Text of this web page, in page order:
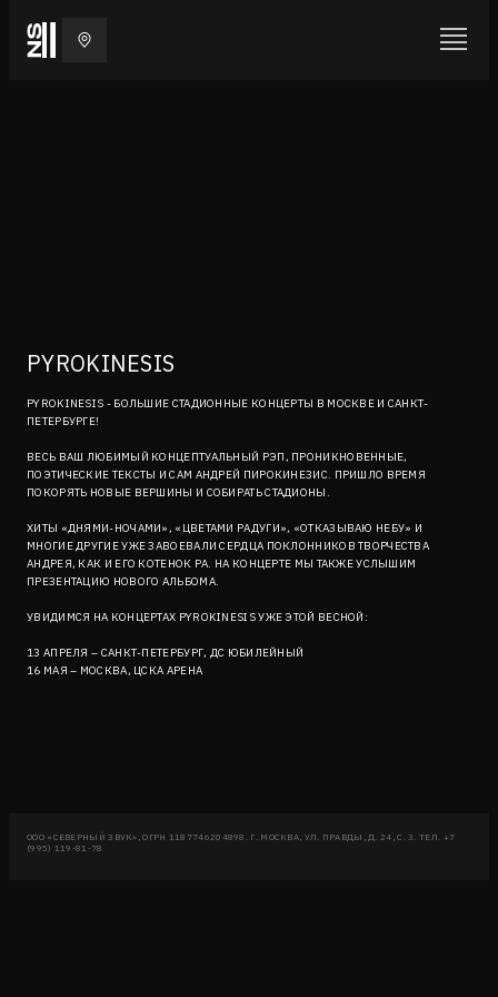
PYROKINESIS
PYROKINESIS - БОЛЬШИЕ СТАДИОННЫЕ КОНЦЕРТЫ В МОСКВЕ И САНКТ-
ПЕТЕРБУРГЕ!
ВЕСЬ ВАШ ЛЮБИМЫЙ КОНЦЕПТУАЛЬНЫЙ РЭП, ПРОНИКНОВЕННЫЕ,
ПОЭТИЧЕСКИЕ ТЕКСТЫ И САМ АНДРЕЙ ПИРОКИНЕЗИС. ПРИШЛО ВРЕМЯ
ПОКОРЯТЬ НОВЫЕ ВЕРШИНЫ И СОБИРАТЬ СТАДИОНЫ.
ХИТЫ «ДНЯМИ-НОЧАМИ», «ЦВЕТАМИ РАДУГИ», «ОТКАЗЫВАЮ НЕБУ» И
МНОГИЕ ДРУГИЕ УЖЕ ЗАВОЕВАЛИ СЕРДЦА ПОКЛОННИКОВ ТВОРЧЕСТВА
АНДРЕЯ, КАК И ЕГО КОТЕНОК РА. НА КОНЦЕРТЕ МЫ ТАКЖЕ УСЛЫШИМ
ПРЕЗЕНТАЦИЮ НОВОГО АЛЬБОМА.
УВИДИМСЯ НА КОНЦЕРТАХ PYROKINESIS УЖЕ ЭТОЙ ВЕСНОЙ:
13 АПРЕЛЯ – САНКТ-ПЕТЕРБУРГ, ДС ЮБИЛЕЙНЫЙ
16 МАЯ – МОСКВА, ЦСКА АРЕНА
ООО «СЕВЕРНЫЙ ЗВУК», ОГРН 1187746204898. Г. МОСКВА, УЛ. ПРАВДЫ, Д. 24, С. 3. ТЕЛ. +7
(995) 119-81-78